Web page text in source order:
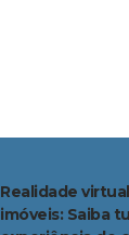
Realidade
imóveis: Saiba